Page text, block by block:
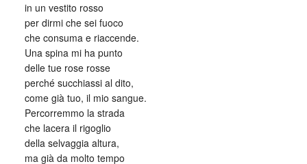
in un vestito rosso
per dirmi che sei fuoco
che consuma e riaccende.
Una spina mi ha punto
delle tue rose rosse
perché succhiassi al dito,
come già tuo, il mio sangue.
Percorremmo la strada
che lacera il rigoglio
della selvaggia altura,
ma già da molto tempo